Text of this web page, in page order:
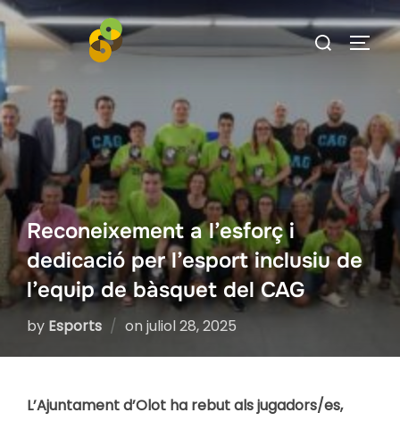
Skip
to
content
Search
for:
Reconeixement a l’esforç i
dedicació per l’esport inclusiu de
l’equip de bàsquet del CAG
by Esports on Posted
juliol 28, 2025
L’Ajuntament d’Olot ha rebut als jugadors/es,